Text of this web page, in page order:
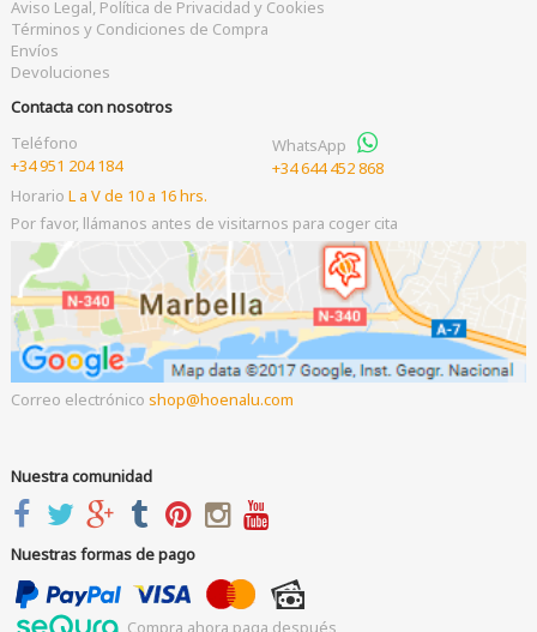
Aviso Legal, Política de Privacidad y Cookies
Términos y Condiciones de Compra
Envíos
Devoluciones
Contacta con nosotros
Teléfono
+34 951 204 184
WhatsApp
+34 644 452 868
Horario L a V de 10 a 16 hrs.
Por favor, llámanos antes de visitarnos para coger cita
Correo electrónico shop hoenalu.com
Nuestra comunidad
Nuestras formas de pago
Compra ahora paga después